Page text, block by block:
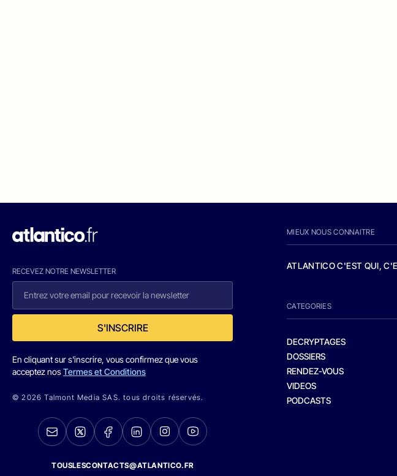
RECEVEZ NOTRE NEWSLETTER
S'INSCRIRE
En cliquant sur s'inscrire, vous confirmez que vous
acceptez nosTermes et Conditions
© 2026 Talmont Media SAS. tous droits réservés.
TOUSLESCONTACTS@ATLANTICO.FR
MIEUX NOUS CONNAITRE
ATLANTICO C'EST QUI,
CATEGORIES
DECRYPTAGES
DOSSIERS
RENDEZ-VOUS
VIDEOS
PODCASTS